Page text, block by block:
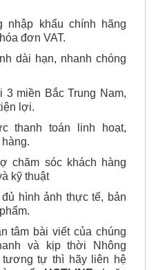
nhập khẩu chính hãng
đơn VAT.
miền Bắc Trung Nam,
lợi.
thanh toán linh hoạt,
chăm sóc khách hàng
kỹ thuật
hình ảnh thực tế, bản
tâm bài viết của chúng
và kịp thời Nhông